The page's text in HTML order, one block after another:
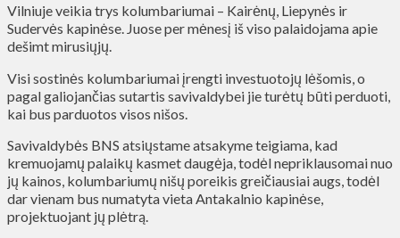
Vilniuje veikia trys kolumbariumai – Kairėnų, Liepynės ir
Sudervės kapinėse. Juose per mėnesį iš viso palaidojama apie
dešimt mirusiųjų.
Visi sostinės kolumbariumai įrengti investuotojų lėšomis, o
pagal galiojančias sutartis savivaldybei jie turėtų būti perduoti,
kai bus parduotos visos nišos.
Savivaldybės BNS atsiųstame atsakyme teigiama, kad
kremuojamų palaikų kasmet daugėja, todėl nepriklausomai nuo
jų kainos, kolumbariumų nišų poreikis greičiausiai augs, todėl
dar vienam bus numatyta vieta Antakalnio kapinėse,
projektuojant jų plėtrą.